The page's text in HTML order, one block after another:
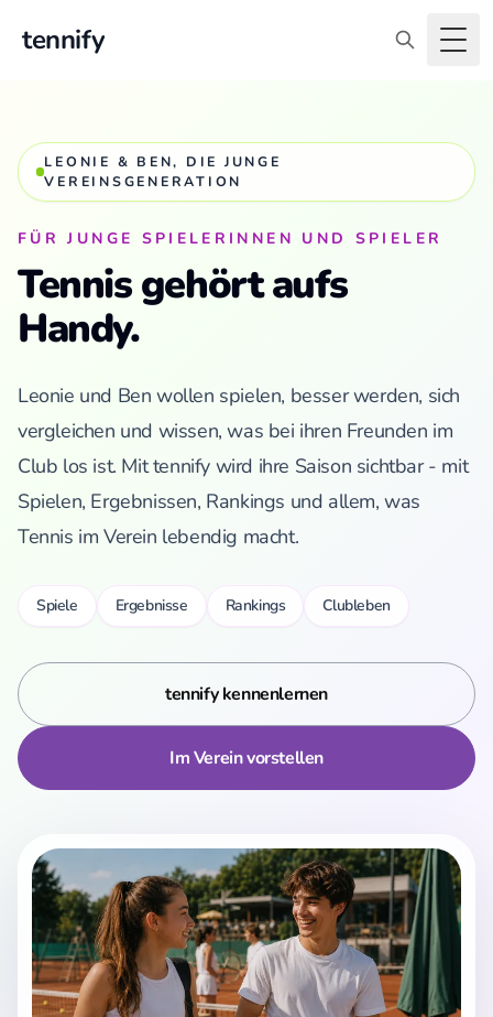
tennify
LEONIE & BEN, DIE JUNGE
VEREINSGENERATION
FÜR JUNGE SPIELERINNEN UND SPIELER
Tennis gehört aufs
Handy.
Leonie und Ben wollen spielen, besser werden, sich
vergleichen und wissen, was bei ihren Freunden im
Club los ist. Mit tennify wird ihre Saison sichtbar - mit
Spielen, Ergebnissen, Rankings und allem, was
Tennis im Verein lebendig macht.
Spiele Ergebnisse Rankings Clubleben
tennify kennenlernen
Im Verein vorstellen